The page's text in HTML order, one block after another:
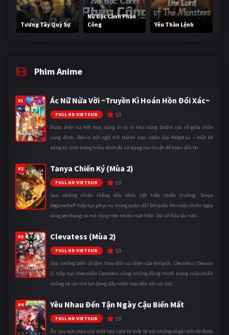
Tương Tây Quỷ Sự
Nữ Đặc Cảnh Phản
Công
Yêu Thần Lệnh
Phim Anime
#1 Ác Nữ Nửa Vời ~Truyền Kì Hoán Hồn Đổi Xác~
FULL HD VIETSUB 10
Được điện hạ hết mực sủng ái và ví như nàng bướm rực rỡ giữa chốn
cung đình, Reirin bất ngờ trở thành nạn nhân của Keigetsu – một kẻ
sống ký sinh trong triều đình đã sử dụng ma thuật để hoán đổi th ...
#2 Tanya Chiến Ký (Mùa 2)
FULL HD VIETSUB 10
Sau những chiến thắng đầy khốc liệt trên chiến trường, Tanya
Degurechaff tiếp tục phục vụ trong quân đội Đế quốc khi cuộc chiến ngày
càng leo thang và mở rộng trên nhiều mặt trận. Dù sở hữu tài năn ...
#3 Clevatess (Mùa 2)
FULL HD VIETSUB 10
Sau những biến cố làm thay đổi cục diện của thế giới, Clevatess (Season
2) tiếp tục theo chân Clevatess cùng những đồng minh trong cuộc chiến
chống lại các thế lực đang đẩy nhân loại đến bờ vực diệ ...
#4 Yêu Nhau Đến Tận Ngày Cậu Biến Mất
FULL HD VIETSUB 10
Ẩn sau bức màn của một học viện bí mật là nơi những cô gái mồ côi được